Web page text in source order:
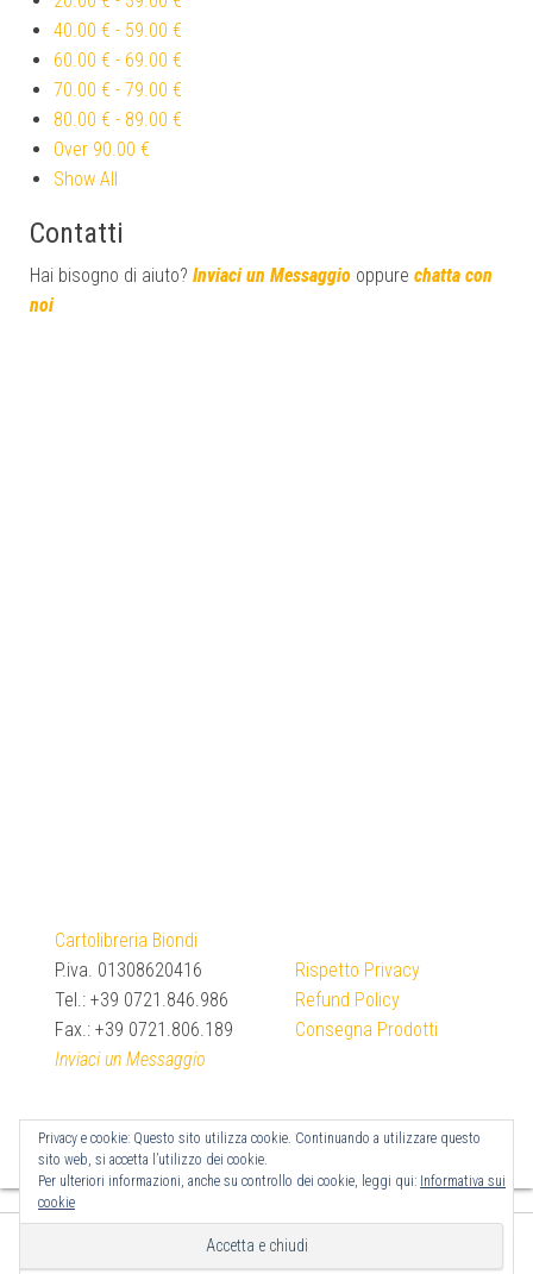
40.00 € - 59.00 €
60.00 € - 69.00 €
70.00 € - 79.00 €
80.00 € - 89.00 €
Over 90.00 €
Show All
Contatti
Hai bisogno di aiuto? Inviaci un Messaggio oppure chatta con
noi
Cartolibreria Biondi
P.iva. 01308620416
Tel.: +39 0721.846.986
Fax.: +39 0721.806.189
Inviaci un Messaggio
Rispetto Privacy
Refund Policy
Consegna Prodotti
Proudly powered byWordPress
Privacy e cookie: Questo sito utilizza cookie. Continuando a utilizzare questo
sito web, si accetta l’utilizzo dei cookie.
Per ulteriori informazioni, anche su controllo dei cookie, leggi qui: Informativa sui
cookie